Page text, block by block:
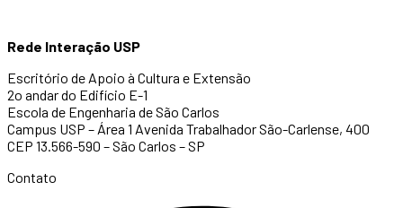
Rede Interação USP
Escritório de Apoio à Cultura e Extensão
2o andar do Edifício E-1
Escola de Engenharia de São Carlos
Campus USP – Área 1 Avenida Trabalhador São-Carlense, 400
CEP 13.566-590 – São Carlos – SP
Contato